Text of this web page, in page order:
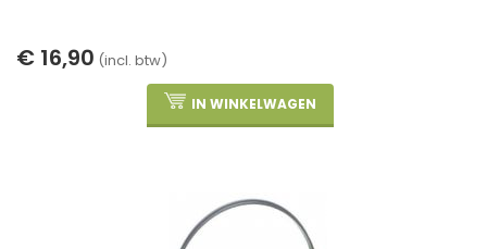
€ 16,90 (incl. btw)
IN WINKELWAGEN